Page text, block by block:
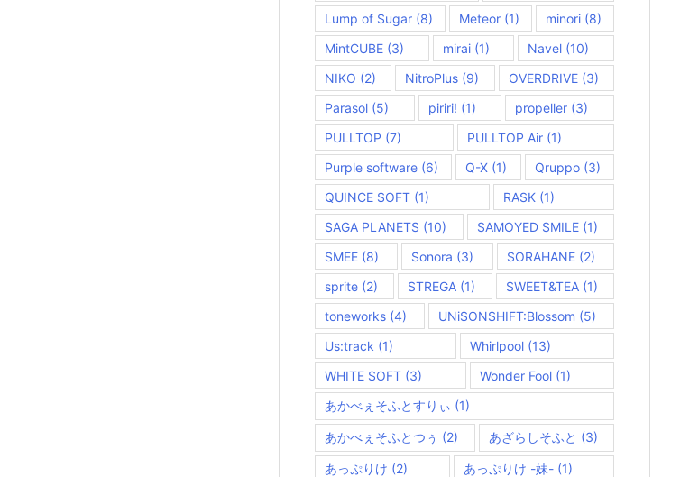
Lump of Sugar (8) Meteor (1) minori (8)
MintCUBE (3) mirai(1) Navel (10)
NIKO (2) NitroPlus (9) OVERDRIVE(3)
Parasol (5) piriri! (1) propeller (3)
PULLTOP (7) PULLTOP Air (1)
Purple software (6) Q-X (1) Qruppo(3)
QUINCE SOFT (1) RASK(1)
SAGA PLANETS (10) SAMOYED SMILE(1)
SMEE (8) Sonora (3) SORAHANE(2)
sprite (2) STREGA (1) SWEET&TEA(1)
toneworks (4) UNiSONSHIFT:Blossom (5)
Us:track (1) Whirlpool (13)
WHITE SOFT (3) Wonder Fool(1)
あかべぇそふとすりぃ (1)
あかべぇそふとつぅ (2) あざらしそふと (3)
あっぷりけ (2) あっぷりけ -妹-(1)